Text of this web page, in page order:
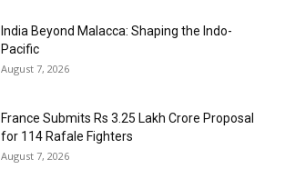
India Beyond Malacca: Shaping the Indo-
Pacific
August 7, 2026
France Submits Rs 3.25 Lakh Crore Proposal
for 114 Rafale Fighters
August 7, 2026